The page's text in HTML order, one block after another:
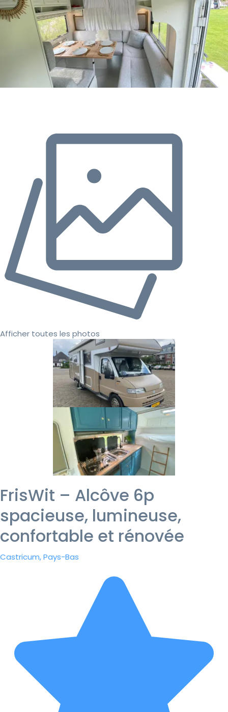
Afficher toutes les photos
FrisWit – Alcôve 6p
spacieuse, lumineuse,
confortable et rénovée
Castricum, Pays-Bas